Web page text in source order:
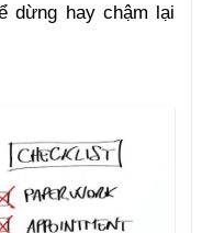
dừng hay chậm lại